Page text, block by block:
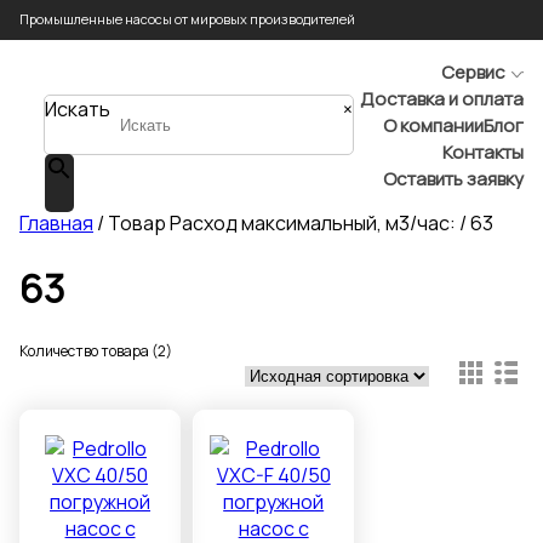
Промышленные насосы от мировых производителей
Искать ×
Сервис
Доставка и оплата
О компанииБлог
Контакты
Оставить заявку
Главная / Товар Расход максимальный, м3/час: / 63
63
Количество товара (2)